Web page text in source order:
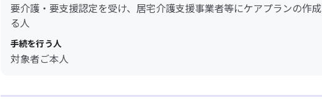
要介護・要支援認定を受け、居宅介護支援事業者等にケアプランの作
る人
手続を行う人
対象者ご本人